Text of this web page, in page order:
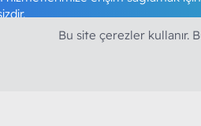
Bu site çerezler kullanır.